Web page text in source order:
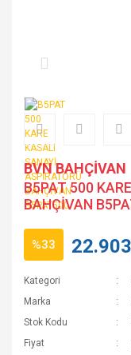
BVN BAHÇİVAN
B5PAT 500
BAHÇİVAN
%33
Kategori
Marka
Stok Kodu
Fiyat